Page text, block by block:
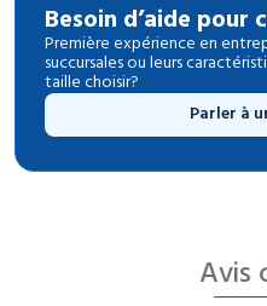
Entreposage mobile
Fournitures d’emballage
Besoin d’aide pour
Première expérience en
succursales ou leurs
taille choisir?
Parler à
Avis